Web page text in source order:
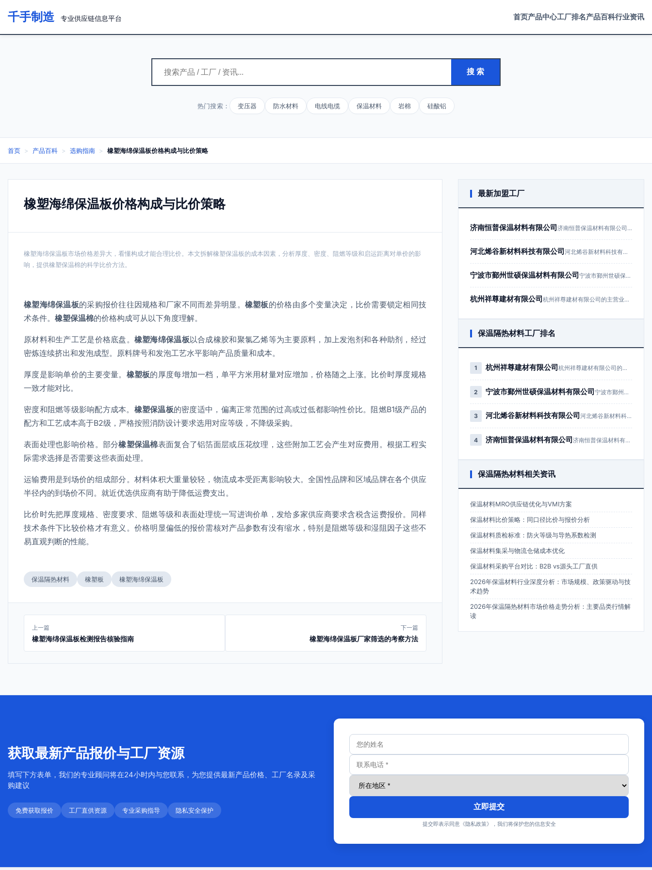
千手制造 专业供应链信息平台 首页产品中心工厂排名产品百科行业资讯
搜 索
热门搜索： 变压器 防水材料 电线电缆 保温材料 岩棉 硅酸铝
首页 > 产品百科 > 选购指南 > 橡塑海绵保温板价格构成与比价策略
橡塑海绵保温板价格构成与比价策略
橡塑海绵保温板市场价格差异大，看懂构成才能合理比价。本文拆解橡塑保温板的成本因素，分析厚度、密度、阻燃等级和启运距离对单价的影
响，提供橡塑保温棉的科学比价方法。
橡塑海绵保温板的采购报价往往因规格和厂家不同而差异明显。 橡塑板的价格由多个变量决定，比价需要锁定相同技
术条件。 橡塑保温棉的价格构成可从以下角度理解。
原材料和生产工艺是价格底盘。 橡塑海绵保温板以合成橡胶和聚氯乙烯等为主要原料，加上发泡剂和各种助剂，经过
密炼连续挤出和发泡成型。原料牌号和发泡工艺水平影响产品质量和成本。
厚度是影响单价的主要变量。 橡塑板的厚度每增加一档，单平方米用材量对应增加，价格随之上涨。比价时厚度规格
一致才能对比。
密度和阻燃等级影响配方成本。 橡塑保温板的密度适中，偏离正常范围的过高或过低都影响性价比。阻燃B1级产品的
配方和工艺成本高于B2级，严格按照消防设计要求选用对应等级，不降级采购。
表面处理也影响价格。部分橡塑保温棉表面复合了铝箔面层或压花纹理，这些附加工艺会产生对应费用。根据工程实
际需求选择是否需要这些表面处理。
运输费用是到场价的组成部分。材料体积大重量较轻，物流成本受距离影响较大。全国性品牌和区域品牌在各个供应
半径内的到场价不同。就近优选供应商有助于降低运费支出。
比价时先把厚度规格、密度要求、阻燃等级和表面处理统一写进询价单，发给多家供应商要求含税含运费报价。同样
技术条件下比较价格才有意义。价格明显偏低的报价需核对产品参数有没有缩水，特别是阻燃等级和湿阻因子这些不
易直观判断的性能。
保温隔热材料 橡塑板 橡塑海绵保温板
上一篇
橡塑海绵保温板检测报告核验指南
下一篇
橡塑海绵保温板厂家筛选的考察方法
最新加盟工厂
济南恒普保温材料有限公司 济南恒普保温材料有限公司成立于201…
河北烯谷新材料科技有限公司 河北烯谷新材料科技有限公司成立于20…
宁波市鄞州世硕保温材料有限公司 宁波市鄞州世硕保温材料有限公司成立于…
杭州祥尊建材有限公司 杭州祥尊建材有限公司的主营业务为建筑…
保温隔热材料工厂排名
1 杭州祥尊建材有限公司 杭州祥尊建材有限公司的主营业务为…
2 宁波市鄞州世硕保温材料有限公司 宁波市鄞州世硕保温材料有限公司成…
3 河北烯谷新材料科技有限公司 河北烯谷新材料科技有限公司成立于…
4 济南恒普保温材料有限公司 济南恒普保温材料有限公司成立于2…
保温隔热材料相关资讯
保温材料MRO供应链优化与VMI方案
保温材料比价策略：同口径比价与报价分析
保温材料质检标准：防火等级与导热系数检测
保温材料集采与物流仓储成本优化
保温材料采购平台对比：B2B vs源头工厂直供
2026年保温材料行业深度分析：市场规模、政策驱动与技
术趋势
2026年保温隔热材料市场价格走势分析：主要品类行情解
读
获取最新产品报价与工厂资源
填写下方表单，我们的专业顾问将在24小时内与您联系，为您提供最新产品价格、工厂名录及采
购建议
免费获取报价 工厂直供资源 专业采购指导 隐私安全保护 立即提交
提交即表示同意《隐私政策》，我们将保护您的信息安全